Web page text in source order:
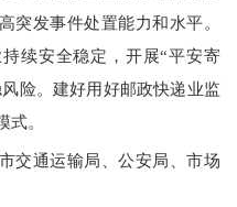
突发事件处置能力和水平。
续安全稳定，开展“平安寄
险。建好用好邮政快递业监
式。
通运输局、公安局、市场